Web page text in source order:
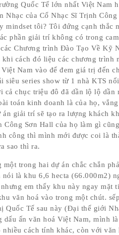
Quốc Tế lớn nhất Việt Nam
của Cố Nhạc Sĩ Trịnh
tôi? Tôi đứng cạnh thắc
phần giải trí không có trong
Chương trình Đào Tạo Về Kỹ
cách đó liệu các chương trình
Nam vào để đem giá trị đến
series show từ 1 nhà KTS
cả chục triệu đô đã dần lộ lộ
toán kinh doanh là của họ,
giải trí sẽ tạo ra lượng khách
Sơn Hall của họ làm gì
công thì mình mới được coi là
sao thì ra.
trong hai dự án chắc chắn
là khu 6,6 hecta (66.000m2)
em thấy khu này ngay mặt
văn hoá vào trong một chút.
Tế sau này (Đại thế giới
ấn văn hoá Việt Nam, mình
cách tính khác, còn với văn